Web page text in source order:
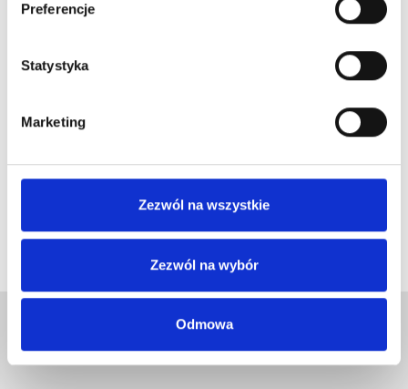
Preferencje
Statystyka
Marketing
Zezwól na wszystkie
Zezwól na wybór
Odmowa